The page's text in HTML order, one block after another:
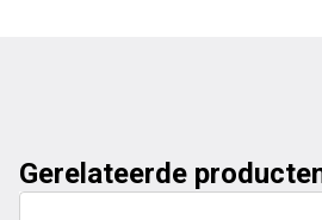
Gerelateerde